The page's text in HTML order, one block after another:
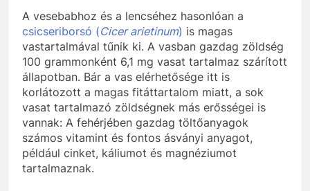
A vesebabhoz és a lencséhez hasonlóan a
csicseriborsó (Cicer arietinum) is magas
vastartalmával tűnik ki. A vasban gazdag zöldség
100 grammonként 6,1 mg vasat tartalmaz szárított
állapotban. Bár a vas elérhetősége itt is
korlátozott a magas fitáttartalom miatt, a sok
vasat tartalmazó zöldségnek más erősségei is
vannak: A fehérjében gazdag töltőanyagok
számos vitamint és fontos ásványi anyagot,
például cinket, káliumot és magnéziumot
tartalmaznak.